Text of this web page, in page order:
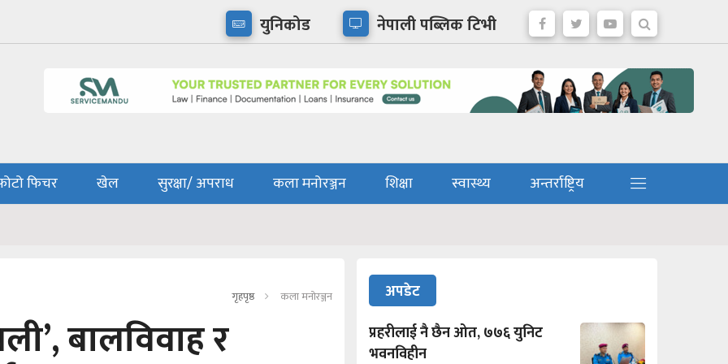
युनिकोड नेपाली पब्लिक टिभी
फिचर खेल सुरक्षा/ अपराध कला मनोरञ्जन शिक्षा स्वास्थ्य
अन्तर्राष्ट्रिय
गृहपृष्ठ कला मनोरञ्जन
बालविवाह र
अपडेट
प्रहरीलाई नै छैन ओत, ७७६ युनिट
भवनविहीन